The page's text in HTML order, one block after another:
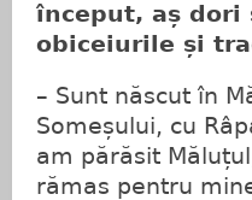
început, aș dori
obiceiurile și
– Sunt născut în
Someșului, cu
am părăsit
rămas pentru